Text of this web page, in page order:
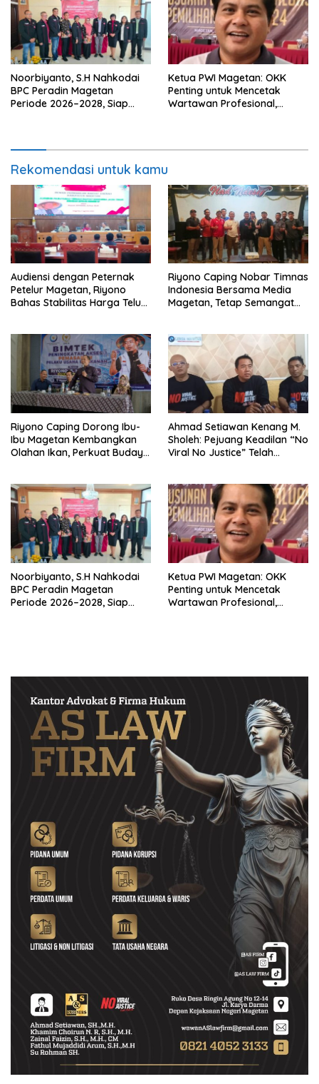
Noorbiyanto, S.H Nahkodai
BPC Peradin Magetan
Periode 2026–2028, Siap
Ketua PWI Magetan: OKK
Penting untuk Mencetak
Wartawan Profesional,
Rekomendasi untuk kamu
Audiensi dengan Peternak
Petelur Magetan, Riyono
Bahas Stabilitas Harga Telur
Riyono Caping Nobar Timnas
Indonesia Bersama Media
Magetan, Tetap Semangat
Riyono Caping Dorong Ibu-
Ibu Magetan Kembangkan
Olahan Ikan, Perkuat Budaya
Ahmad Setiawan Kenang M.
Sholeh: Pejuang Keadilan “No
Viral No Justice” Telah
Noorbiyanto, S.H Nahkodai
BPC Peradin Magetan
Periode 2026–2028, Siap
Ketua PWI Magetan: OKK
Penting untuk Mencetak
Wartawan Profesional,